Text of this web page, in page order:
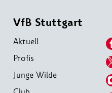
VfB Stuttgart
Aktuell
Profis
Junge Wilde